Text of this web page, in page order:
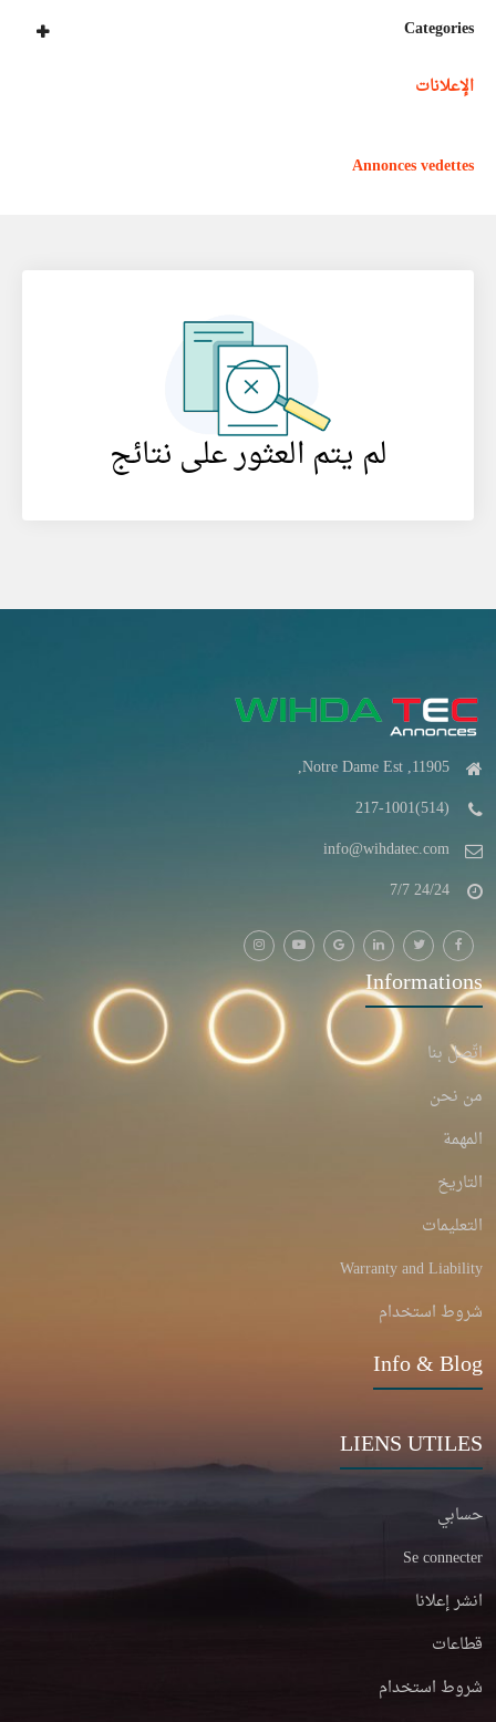
Categories
الإعلانات
Annonces vedettes
لم يتم العثور على نتائج
11905, Notre Dame Est,
(514)217-1001
info@wihdatec.com
24/24 7/7
Informations
اتّصل بنا
من نحن
المهمة
التاريخ
التعليمات
Warranty and Liability
شروط استخدام
Info & Blog
LIENS UTILES
حسابي
Se connecter
انشر إعلانا
قطاعات
شروط استخدام